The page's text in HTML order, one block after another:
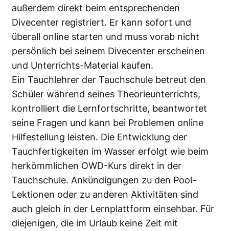
außerdem direkt beim entsprechenden
Divecenter registriert. Er kann sofort und
überall online starten und muss vorab nicht
persönlich bei seinem Divecenter erscheinen
und Unterrichts-Material kaufen.
Ein Tauchlehrer der Tauchschule betreut den
Schüler während seines Theorieunterrichts,
kontrolliert die Lernfortschritte, beantwortet
seine Fragen und kann bei Problemen online
Hilfestellung leisten. Die Entwicklung der
Tauchfertigkeiten im Wasser erfolgt wie beim
herkömmlichen OWD-Kurs direkt in der
Tauchschule. Ankündigungen zu den Pool-
Lektionen oder zu anderen Aktivitäten sind
auch gleich in der Lernplattform einsehbar. Für
diejenigen, die im Urlaub keine Zeit mit